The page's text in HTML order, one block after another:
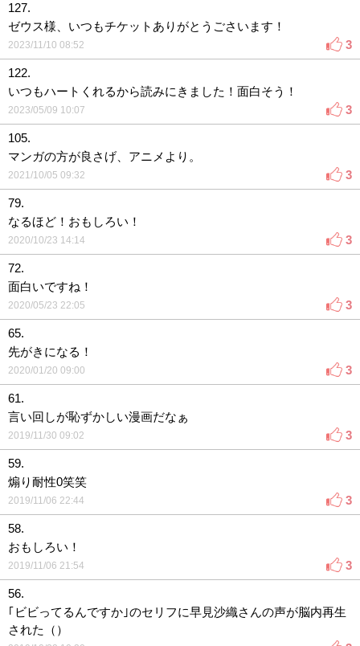
127.
ゼウス様、いつもチケットありがとうごさいます！
2023/11/10 08:52 3
122.
いつもハートくれるから読みにきました！面白そう！
2023/05/09 10:07 3
105.
マンガの方が良さげ、アニメより。
2021/10/05 09:32 3
79.
なるほど！おもしろい！
2020/10/23 14:14 3
72.
面白いですね！
2020/05/23 22:05 3
65.
先がきになる！
2020/01/20 09:00 3
61.
言い回しが恥ずかしい漫画だなぁ
2019/11/30 09:02 3
59.
煽り耐性0笑笑
2019/11/06 22:44 3
58.
おもしろい！
2019/11/06 21:54 3
56.
｢ビビってるんですか｣のセリフに早見沙織さんの声が脳内再生
された（）